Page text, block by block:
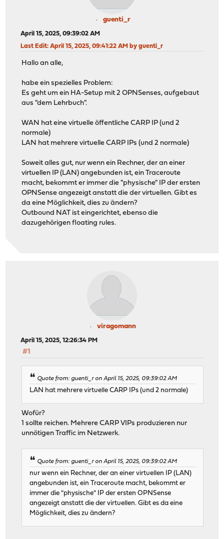
guenti_r
April 15, 2025, 09:39:02 AM
Last Edit: April 15, 2025, 09:41:22 AM by guenti_r
Hallo an alle,
habe ein spezielles Problem:
Es geht um ein HA-Setup mit 2 OPNSenses, aufgebaut
aus "dem Lehrbuch".
WAN hat eine virtuelle öffentliche CARP IP (und 2
normale)
LAN hat mehrere virtuelle CARP IPs (und 2 normale)
Soweit alles gut, nur wenn ein Rechner, der an einer
virtuellen IP (LAN) angebunden ist, ein Traceroute
macht, bekommt er immer die "physische" IP der ersten
OPNSense angezeigt anstatt die der virtuellen. Gibt es
da eine Möglichkeit, dies zu ändern?
Outbound NAT ist eingerichtet, ebenso die
dazugehörigen floating rules.
viragomann
April 15, 2025, 12:26:34 PM
#1
Quote from: guenti_r on April 15, 2025, 09:39:02 AM
LAN hat mehrere virtuelle CARP IPs (und 2 normale)
Wofür?
1 sollte reichen. Mehrere CARP VIPs produzieren nur
unnötigen Traffic im Netzwerk.
Quote from: guenti_r on April 15, 2025, 09:39:02 AM
nur wenn ein Rechner, der an einer virtuellen IP (LAN)
angebunden ist, ein Traceroute macht, bekommt er
immer die "physische" IP der ersten OPNSense
angezeigt anstatt die der virtuellen. Gibt es da eine
Möglichkeit, dies zu ändern?